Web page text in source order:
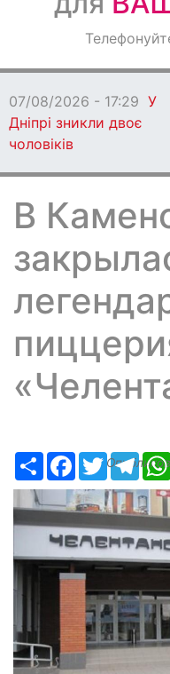
Оголошення
07/08/2026 - 17:29 У
Дніпрі зникли двоє
чоловіків
В
РесурсFacebook
Twitter